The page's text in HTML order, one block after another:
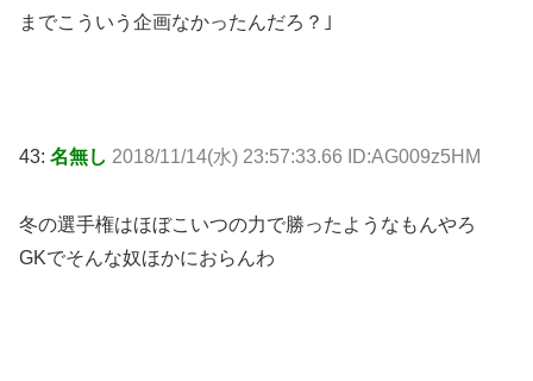
までこういう企画なかったんだろ？｣
43: 名無し 2018/11/14(水) 23:57:33.66 ID:AG009z5HM
冬の選手権はほぼこいつの力で勝ったようなもんやろ
GKでそんな奴ほかにおらんわ